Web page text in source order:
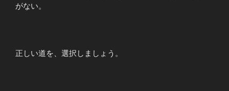
がない。
正しい道を、選択しましょう。